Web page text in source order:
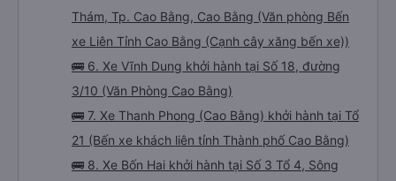
Thám, Tp. Cao Bằng, Cao Bằng (Văn phòng Bến
xe Liên Tỉnh Cao Bằng (Cạnh cây xăng bến xe))
🚌 6. Xe Vĩnh Dung khởi hành tại Số 18, đường
3/10 (Văn Phòng Cao Bằng)
🚌 7. Xe Thanh Phong (Cao Bằng) khởi hành tại Tổ
21 (Bến xe khách liên tỉnh Thành phố Cao Bằng)
🚌 8. Xe Bốn Hai khởi hành tại Số 3 Tổ 4, Sông